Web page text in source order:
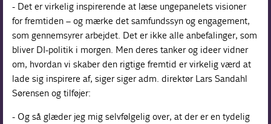
- Det er virkelig inspirerende at læse ungepanelets visioner
for fremtiden – og mærke det samfundssyn og engagement,
som gennemsyrer arbejdet. Det er ikke alle anbefalinger, som
bliver DI-politik i morgen. Men deres tanker og ideer vidner
om, hvordan vi skaber den rigtige fremtid er virkelig værd at
lade sig inspirere af, siger siger adm. direktør Lars Sandahl
Sørensen og tilføjer:
- Og så glæder jeg mig selvfølgelig over, at der er en tydelig